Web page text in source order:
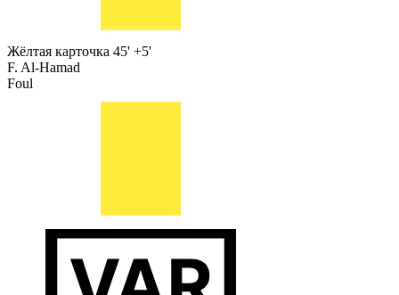
Жёлтая карточка 45' +5'
F. Al-Hamad
Foul